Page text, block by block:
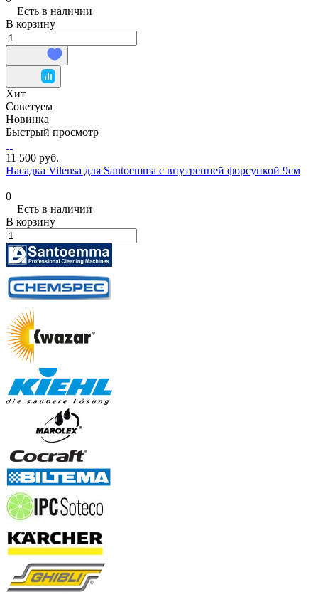
Есть в наличии
В корзину
Хит
Советуем
Новинка
Быстрый просмотр
11 500 руб.
Насадка Vilensa для Santoemma с внутренней форсункой 9см
0
Есть в наличии
В корзину